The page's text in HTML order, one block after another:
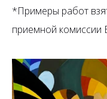
*Примеры работ
приемной комиссии